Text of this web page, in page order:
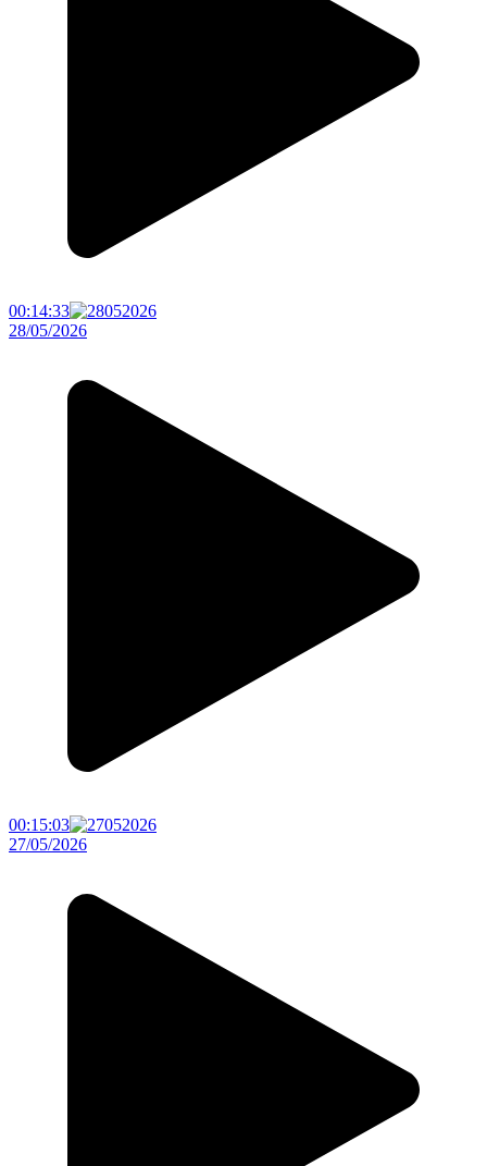
00:14:33
28/05/2026
00:15:03
27/05/2026